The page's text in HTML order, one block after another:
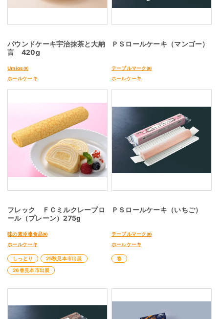
パウンドケーキ宇治抹茶と大納
言 420g
Umios㈱
ホールケーキ
ＰＳロールケーキ（マンゴー）
テーブルマーク㈱
ホールケーキ
フレック ＦＣミルクレープロ
ール（プレーン）275g
味の素冷凍食品㈱
ホールケーキ
しっとり
25秋見本市出展
26春見本市出展
ＰＳロールケーキ（いちご）
テーブルマーク㈱
ホールケーキ
春